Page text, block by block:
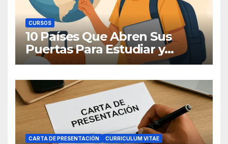
CURSOS
10 Países Que Abren Sus
Puertas Para Estudiar y
Trabajar
CARTA DE PRESENTACIÓN CURRICULUM VITAE